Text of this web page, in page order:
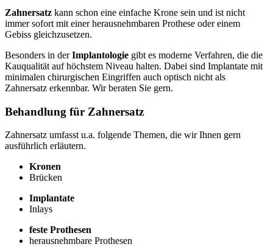
Zahnersatz kann schon eine einfache Krone sein und ist nicht
immer sofort mit einer herausnehmbaren Prothese oder einem
Gebiss gleichzusetzen.
Besonders in derImplantologie gibt es moderne Verfahren, die die
Kauqualität auf höchstem Niveau halten. Dabei sind Implantate mit
minimalen chirurgischen Eingriffen auch optisch nicht als
Zahnersatz erkennbar. Wir beraten Sie gern.
Behandlung für Zahnersatz
Zahnersatz umfasst u.a. folgende Themen, die wir Ihnen gern
ausführlich erläutern.
Kronen
Brücken
Implantate
Inlays
feste Prothesen
herausnehmbare Prothesen